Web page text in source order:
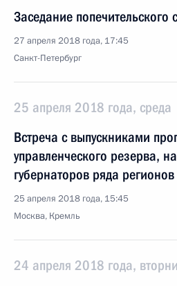
Заседание попечительского
27 апреля 2018 года, 17:45
Санкт-Петербург
25 апреля 2018 года, среда
Встреча с выпускниками
управленческого резерва,
губернаторов ряда регионов
25 апреля 2018 года, 15:45
Москва, Кремль
24 апреля 2018 года,